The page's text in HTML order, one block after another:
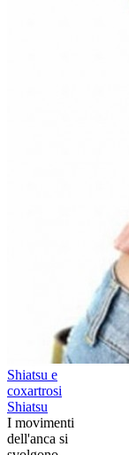
Shiatsu e
coxartrosi
Shiatsu
​I movimenti
dell'anca si